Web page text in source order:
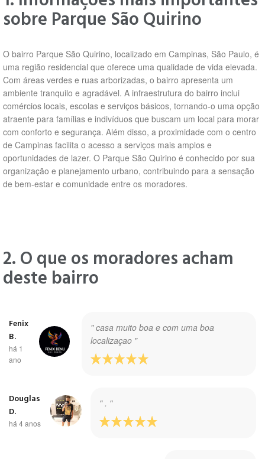
sobre Parque São Quirino
O bairro Parque São Quirino, localizado em Campinas, São Paulo, é
uma região residencial que oferece uma qualidade de vida elevada.
Com áreas verdes e ruas arborizadas, o bairro apresenta um
ambiente tranquilo e agradável. A infraestrutura do bairro inclui
comércios locais, escolas e serviços básicos, tornando-o uma opção
atraente para famílias e indivíduos que buscam um local para morar
com conforto e segurança. Além disso, a proximidade com o centro
de Campinas facilita o acesso a serviços mais amplos e
oportunidades de lazer. O Parque São Quirino é conhecido por sua
organização e planejamento urbano, contribuindo para a sensação
de bem-estar e comunidade entre os moradores.
2. O que os moradores acham
deste bairro
" casa muito boa e com uma boa
localizaçao "
Fenix
B.
há 1
ano
" . "
Douglas
D.
há 4 anos